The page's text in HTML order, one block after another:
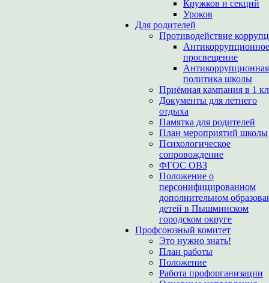
Кружков и секций
Уроков
Для родителей
Противодействие
Антикоррупционное
просвещение
Антикоррупционная
политика школы
Приёмная кампания в 1
Документы для летнего
отдыха
Памятка для родителей
План мероприятий школы
Психологическое
сопровождение
ФГОС ОВЗ
Положение о
персонифицированном
дополнительном
детей в Пышминском
городском округе
Профсоюзный комитет
Это нужно знать!
План работы
Положение
Работа профорганизации